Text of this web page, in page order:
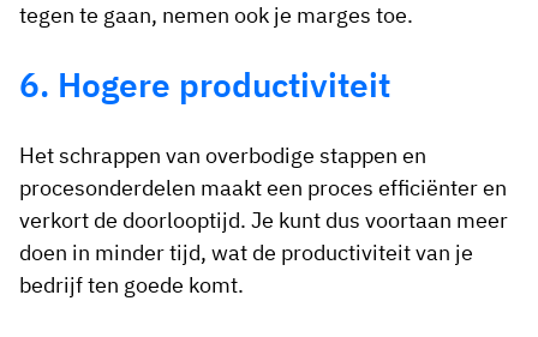
tegen te gaan, nemen ook je marges toe.
6. Hogere productiviteit
Het schrappen van overbodige stappen en
procesonderdelen maakt een proces efficiënter en
verkort de doorlooptijd. Je kunt dus voortaan meer
doen in minder tijd, wat de productiviteit van je
bedrijf ten goede komt.